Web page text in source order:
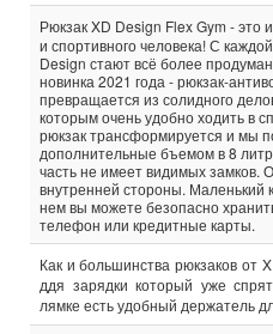
Рюкзак XD Design Flex Gym - это
и спортивного человека! С
Design стают всё более
новинка 2021 года - рюкзак-
превращается из солидного
которым очень удобно ходить в
рюкзак трансформируется и мы
дополнительные бъемом в 8
часть не имеет видимых замков.
внутренней стороны. Маленький
нем вы можете безопасно
телефон или кредитные карты.
Как и большинства рюкзаков от
ддя зарядки который уже
лямке есть удобный держатель